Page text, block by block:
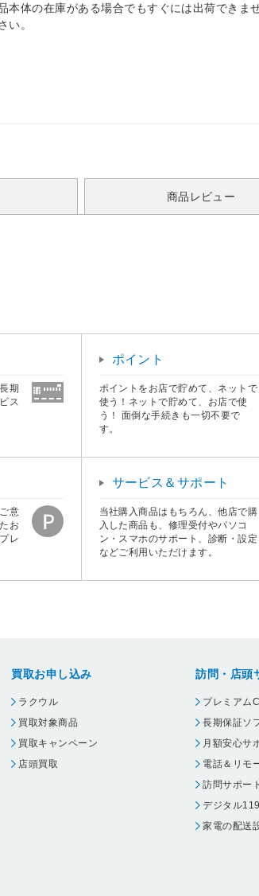
本体の在庫がある場合でもすぐには出荷できま
い。
商品レビュー
期
ス
ポイント
ポイントをお店で貯めて、ネットで
使う！ネットで貯めて、お店で使
う！ 面倒な手続きも一切不要で
す。
意
お
レ
サービス＆サポート
当社購入商品はもちろん、他店で購
入した商品も、修理受付やパソコ
ン・スマホのサポート、診断・設定
などご利用いただけます。
買取お申し込み
ラクウル
買取対象商品
買取キャンペーン
店頭買取
訪問・店頭
プレミアム
長期保証ソ
月額安心サ
電話＆リモ
訪問サポート
デジタル119
家電の配送